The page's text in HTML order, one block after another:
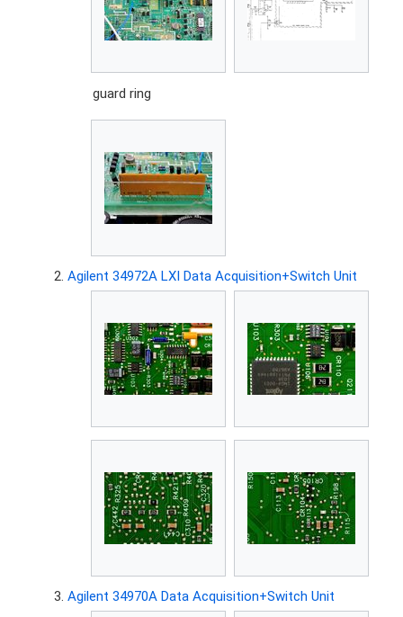
guard ring
Agilent 34972A LXI Data Acquisition+Switch Unit
Agilent 34970A Data Acquisition+Switch Unit